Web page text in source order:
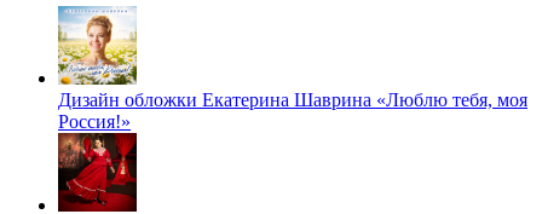
Дизайн обложки Екатерина Шаврина «Люблю тебя, моя
Россия!»